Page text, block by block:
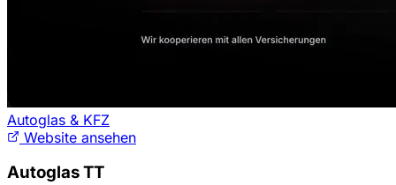
Autoglas & KFZ
Website ansehen
Autoglas TT